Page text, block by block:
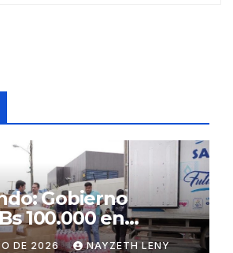
Gobierno
100.000 en
afectados
DE 2026 NAYZETH LENY